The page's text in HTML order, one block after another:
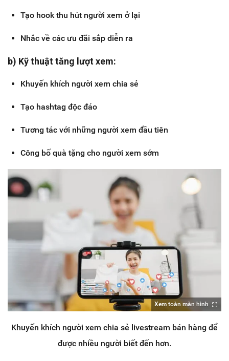
Tạo hook thu hút người xem ở lại
Nhắc về các ưu đãi sắp diễn ra
b) Kỹ thuật tăng lượt xem:
Khuyến khích người xem chia sẻ
Tạo hashtag độc đáo
Tương tác với những người xem đầu tiên
Công bố quà tặng cho người xem sớm
Xem toàn màn hình
Khuyến khích người xem chia sẻ livestream bán hàng để
được nhiều người biết đến hơn.